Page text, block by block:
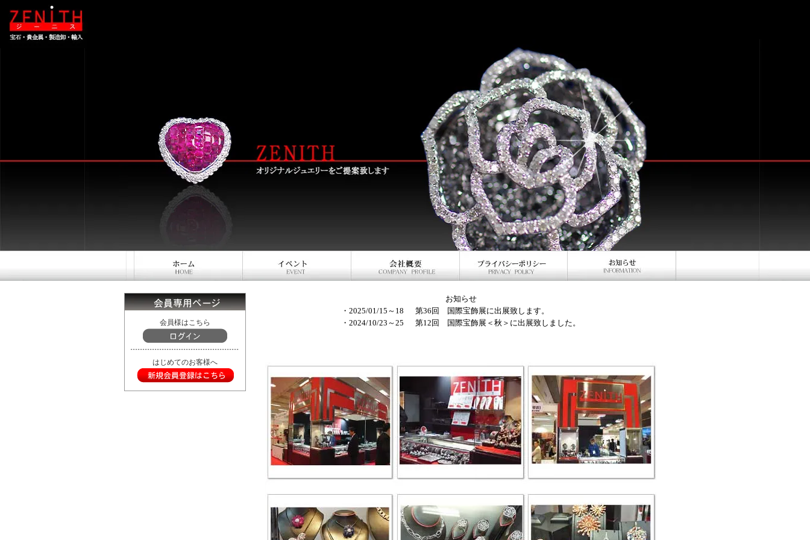
会員様はこちら
はじめてのお客様へ
お知らせ
・2025/01/15～18 第36回 国際宝飾展に出展致します。
・2024/10/23～25 第12回 国際宝飾展＜秋＞に出展致しました。